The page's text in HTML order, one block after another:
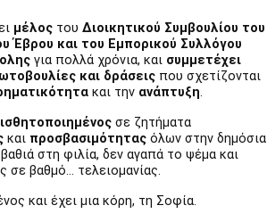
μέλος του Διοικητικού Συμβουλίου του
Έβρου και του Εμπορικού Συλλόγου
για πολλά χρόνια, και συμμετέχει
και δράσεις που σχετίζονται
και την ανάπτυξη.
σε ζητήματα
και προσβασιμότητας όλων στην δημόσια
στη φιλία, δεν αγαπά το ψέμα και
σε βαθμό… τελειομανίας.
και έχει μια κόρη, τη Σοφία.